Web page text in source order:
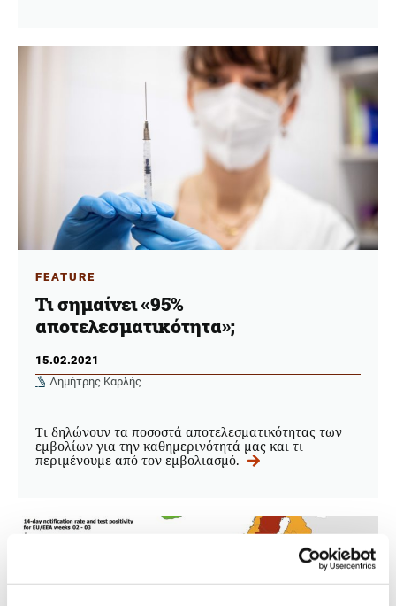
FEATURE
Τι σημαίνει «95%
αποτελεσματικότητα»;
15.02.2021
Δημήτρης Καρλής
Τι δηλώνουν τα ποσοστά αποτελεσματικότητας των
εμβολίων για την καθημερινότητά μας και τι
περιμένουμε από τον εμβολιασμό.